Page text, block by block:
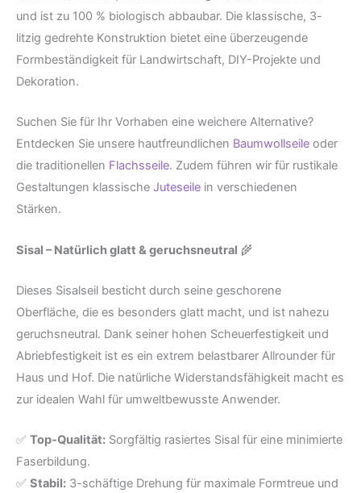
und ist zu 100 % biologisch abbaubar. Die klassische, 3-
litzig gedrehte Konstruktion bietet eine überzeugende
Formbeständigkeit für Landwirtschaft, DIY-Projekte und
Dekoration.
Suchen Sie für Ihr Vorhaben eine weichere Alternative?
Entdecken Sie unsere hautfreundlichen Baumwollseile oder
die traditionellen Flachsseile. Zudem führen wir für rustikale
Gestaltungen klassische Juteseile in verschiedenen
Stärken.
Sisal – Natürlich glatt & geruchsneutral 🌾
Dieses Sisalseil besticht durch seine geschorene
Oberfläche, die es besonders glatt macht, und ist nahezu
geruchsneutral. Dank seiner hohen Scheuerfestigkeit und
Abriebfestigkeit ist es ein extrem belastbarer Allrounder für
Haus und Hof. Die natürliche Widerstandsfähigkeit macht es
zur idealen Wahl für umweltbewusste Anwender.
✅ Top-Qualität: Sorgfältig rasiertes Sisal für eine minimierte
Faserbildung.
✅ Stabil: 3-schäftige Drehung für maximale Formtreue und